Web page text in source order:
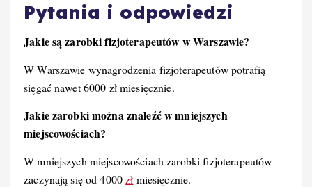
Pytania i odpowiedzi
Jakie są zarobki fizjoterapeutów w Warszawie?
W Warszawie wynagrodzenia fizjoterapeutów potrafią
sięgać nawet 6000 zł miesięcznie.
Jakie zarobki można znaleźć w mniejszych
miejscowościach?
W mniejszych miejscowościach zarobki fizjoterapeutów
zaczynają się od 4000zł miesięcznie.